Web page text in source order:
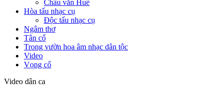
Chầu văn Huế
Hòa tấu nhạc cụ
Độc tấu nhạc cụ
Ngâm thơ
Tân cổ
Trong vườn hoa âm nhạc dân tộc
Video
Vọng cổ
Video dân ca